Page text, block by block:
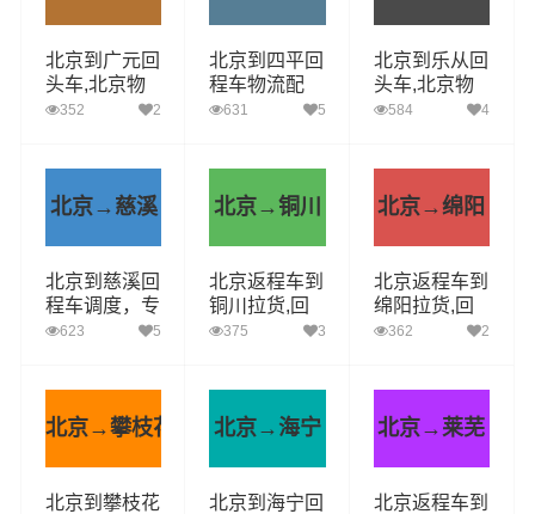
北京到广元回
头车,北京物
流公司,广元
352 2
北京到四平回
程车物流配
货,专车运
631 5
北京到乐从回
头车,北京物
流公司,乐从
584 4
北京→慈溪
北京到慈溪回
程车调度，专
车直送多少
623 5
北京→铜川
北京返程车到
铜川拉货,回
程车配货电话
375 3
北京→绵阳
北京返程车到
绵阳拉货,回
程车配货电话
362 2
北京→攀枝花
北京到攀枝花
北京→海宁
北京到海宁回
北京→莱芜
北京返程车到